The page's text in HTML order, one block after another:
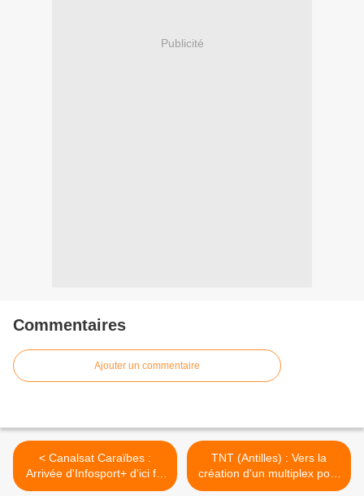
Publicité
Commentaires
Ajouter un commentaire
< Canalsat Caraïbes :
Arrivée d'Infosport+ d'ici fin
janvier !
TNT (Antilles) : Vers la
création d'un multiplex pour
les chaînes locales privées